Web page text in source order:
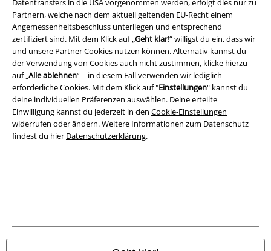
Datentransfers in die USA vorgenommen werden, erfolgt dies nur zu
Partnern, welche nach dem aktuell geltenden EU-Recht einem
Angemessenheitsbeschluss unterliegen und entsprechend
zertifiziert sind. Mit dem Klick auf „Geht klar!“ willigst du ein, dass wir
und unsere Partner Cookies nutzen können. Alternativ kannst du
der Verwendung von Cookies auch nicht zustimmen, klicke hierzu
auf „Alle ablehnen“ – in diesem Fall verwenden wir lediglich
erforderliche Cookies. Mit dem Klick auf "Einstellungen" kannst du
deine individuellen Präferenzen auswählen. Deine erteilte
Einwilligung kannst du jederzeit in den Cookie-Einstellungen
widerrufen oder ändern. Weitere Informationen zum Datenschutz
findest du hier Datenschutzerklärung.
AGB
Impressum
Datenschutz
Entsorgung und Umweltschutz
Konformitätserklärung
© 1986-2026 E.M.P. Merchandising HGmbH